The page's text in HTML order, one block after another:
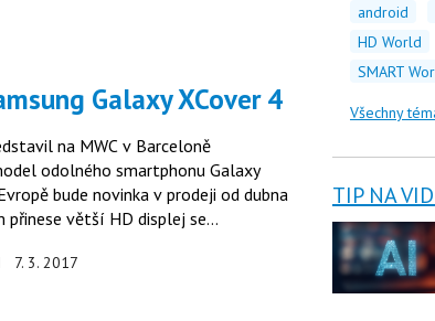
Galaxy XCover 4
na MWC v Barceloně
odolného smartphonu Galaxy
bude novinka v prodeji od dubna
přinese větší HD displej se
předchůdci Galaxy XCover 3 má
7. 3. 2017
android
HD World
SMART
Všechny
TIP NA